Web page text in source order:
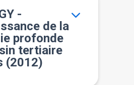
et caractérisation
et quaternaires
(2021)
du site
Bretagne : Panorama
-
de la
profonde
tertiaire
(2012)